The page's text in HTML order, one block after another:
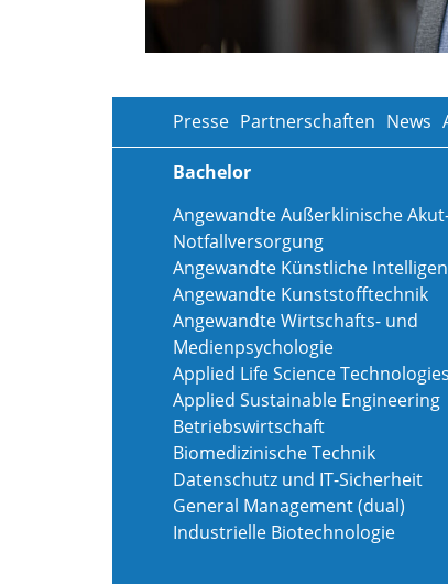
Presse Partnerschaften News
Bachelor
Angewandte Außerklinische
Notfallversorgung
Angewandte Künstliche
Angewandte Kunststofftechnik
Angewandte Wirtschafts- und
Medienpsychologie
Applied Life Science Technologies
Applied Sustainable Engineering
Betriebswirtschaft
Biomedizinische Technik
Datenschutz und IT-Sicherheit
General Management (dual)
Industrielle Biotechnologie